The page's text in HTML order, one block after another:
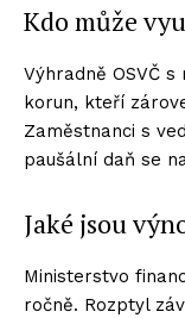
Kdo může
Výhradně OSVČ
korun, kteří
Zaměstnanci s
paušální daň se
Jaké jsou
Ministerstvo
ročně. Rozptyl